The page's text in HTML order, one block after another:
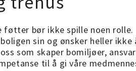
føtter bør ikke spille noen
sin og ønsker heller
som skaper bomiljøer,
til å gi våre